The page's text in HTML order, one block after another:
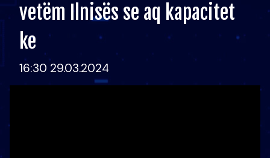
vetëm Ilnisës se aq kapacitet
ke
16:30 29.03.2024